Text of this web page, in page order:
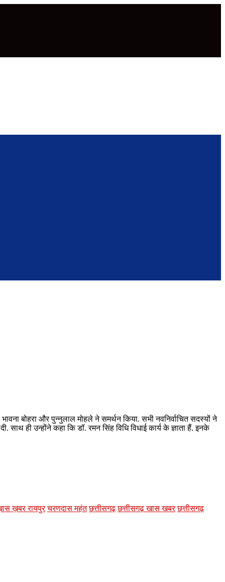
बोहरा और पुन्नुलाल मोहले ने समर्थन किया. सभी नवनिर्वाचित सदस्यों ने
ही उन्होंने कहा कि डॉ. रमन सिंह विधि विधाई कार्य के ज्ञाता हैं. इनके
ख़बर रायपुर चरणदास महंत छत्तीसगढ़ छत्तीसगढ़ खास खबर छत्तीसगढ़